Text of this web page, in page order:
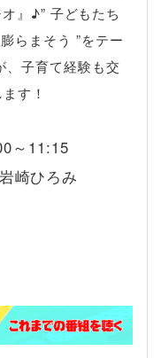
』♪” 子どもたち
らまそう ”をテー
、子育て経験も交
す！
～11:15
崎ひろみ